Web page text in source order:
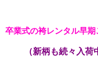
卒業式の袴レンタル早期
（新柄も続々入荷